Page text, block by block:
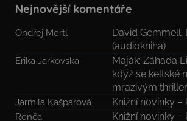
Nejnovější komentáře
Ondřej Mertl
David Gemmell:
(audiokniha)
Erika Jarkovska
Maják: Záhada
když se keltské
mrazivým
Jarmila Kašparová Knižní novinky –
Renča Knižní novinky –